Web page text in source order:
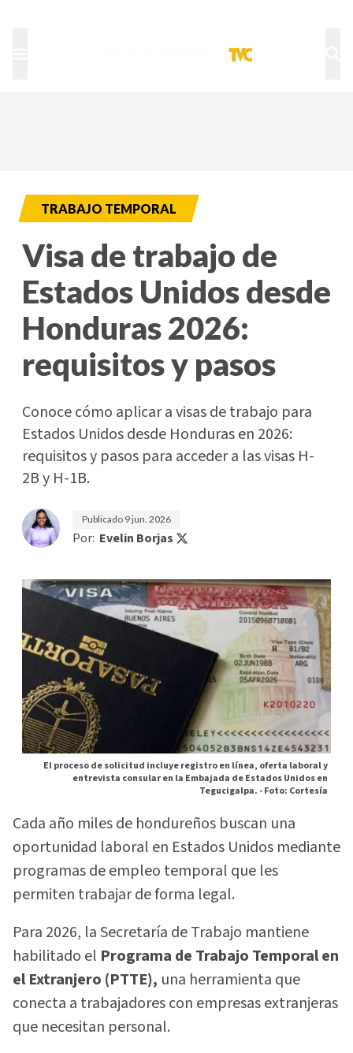
TRABAJO TEMPORAL
Visa de trabajo de
Estados Unidos desde
Honduras 2026:
requisitos y pasos
Conoce cómo aplicar a visas de trabajo para
Estados Unidos desde Honduras en 2026:
requisitos y pasos para acceder a las visas H-
2B y H-1B.
Publicado 9 jun. 2026
Por: Evelin Borjas
El proceso de solicitud incluye registro en línea, oferta laboral y
entrevista consular en la Embajada de Estados Unidos en
Tegucigalpa. -Foto: Cortesía
Cada año miles de hondureños buscan una
oportunidad laboral en Estados Unidos mediante
programas de empleo temporal que les
permiten trabajar de forma legal.
Para 2026, la Secretaría de Trabajo mantiene
habilitado el Programa de Trabajo Temporal en
el Extranjero (PTTE), una herramienta que
conecta a trabajadores con empresas extranjeras
que necesitan personal.